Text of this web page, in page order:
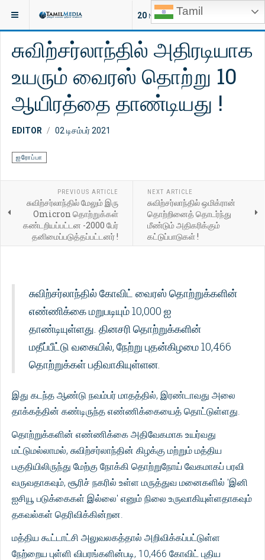
Tamil
20 NEW ARTICLES
இருக்குமிடம்: செய்திகள்
சுவிற்சர்லாந்தில் அதிரடியாக
உயரும் வைரஸ் தொற்று 10
ஆயிரத்தை தாண்டியது !
EDITOR 02 டிசம்பர் 2021
ஐரோப்பா
PREVIOUS ARTICLE
சுவிற்சர்லாந்தில் மேலும் இரு
Omicron தொற்றுக்கள்
கண்டறியப்பட்டன -2000 பேர்
தனிமைப்படுத்தப்பட்டனர் !
NEXT ARTICLE
சுவிற்சர்லாந்தில் ஒமிக்ரான்
தொற்றினைத் தொடர்ந்து
மீண்டும் அதிகரிக்கும்
கட்டுப்பாடுகள் !
சுவிற்சர்லாந்தில் கோவிட் வைரஸ் தொற்றுக்களின்
எண்ணிக்கை மறுபடியும் 10,000 ஐ
தாண்டியுள்ளது. தினசரி தொற்றுக்களின்
மதீப்பீட்டு வகையில், நேற்று புதன்கிழமை 10,466
தொற்றுக்கள் பதிவாகியுள்ளன.
இது கடந்த ஆண்டு நவம்பர் மாதத்தில், இரண்டாவது அலை
தாக்கத்தின் கண்டிருந்த எண்ணிக்கையைத் தொட்டுள்ளது.
தொற்றுக்களின் எண்ணிக்கை அதிவேகமாக உயர்வது
மட்டுமல்லாமல், சுவிற்சர்லாந்தின் கிழக்கு மற்றும் மத்திய
பகுதியிலிருந்து மேற்கு நோக்கி தொற்றுநோய் வேகமாகப் பரவி
வருவதாகவும், சூரிச் நகரில் உள்ள மருத்துவ மனைகளில் 'இனி
ஐசியூ படுக்கைகள் இல்லை' எனும் நிலை உருவாகியுள்ளதாகவும்
தகவல்கள் தெரிவிக்கின்றன.
மத்திய கூட்டாட்சி அலுவலகத்தால் அறிவிக்கப்பட்டுள்ள
நேற்றைய புள்ளி விபரங்களின்படி, 10,466 கோவிட் புதிய